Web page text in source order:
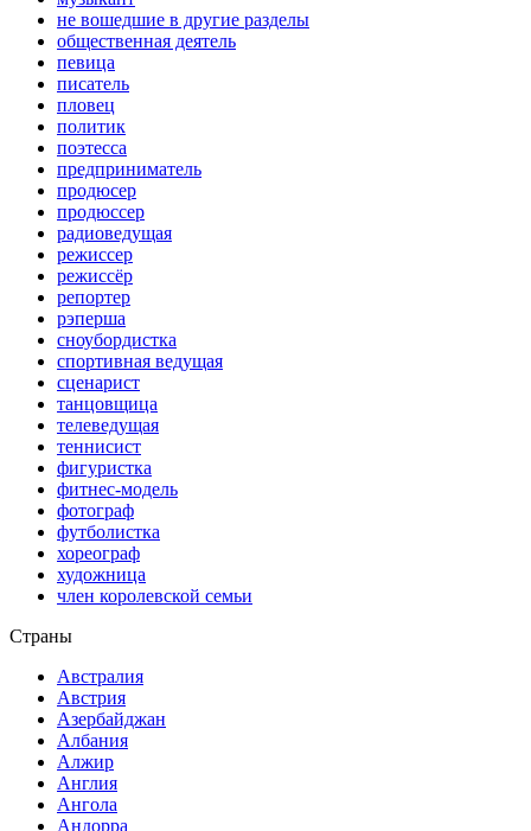
не вошедшие в другие разделы
общественная деятель
певица
писатель
пловец
политик
поэтесса
предприниматель
продюсер
продюссер
радиоведущая
режиссер
режиссёр
репортер
рэперша
сноубордистка
спортивная ведущая
сценарист
танцовщица
телеведущая
теннисист
фигуристка
фитнес-модель
фотограф
футболистка
хореограф
художница
член королевской семьи
Страны
Австралия
Австрия
Азербайджан
Албания
Алжир
Англия
Ангола
Андорра